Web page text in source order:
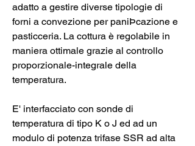
adatto a gestire diverse tipologie di
forni a convezione per paniÞcazione e
pasticceria. La cottura è regolabile in
maniera ottimale grazie al controllo
proporzionale-integrale della
temperatura.
E' interfacciato con sonde di
temperatura di tipo K o J ed ad un
modulo di potenza trifase SSR ad alta